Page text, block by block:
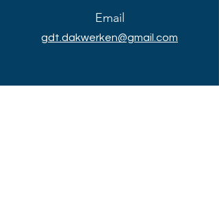
Email
gdt.dakwerken@gmail.com